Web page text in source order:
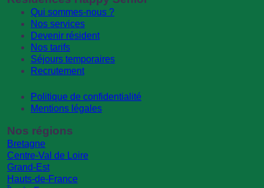
Qui sommes-nous ?
Nos services
Devenir résident
Nos tarifs
Séjours temporaires
Recrutement
Politique de confidentialité
Mentions légales
Nos régions
Bretagne
Centre-Val de Loire
Grand-Est
Hauts-de-France